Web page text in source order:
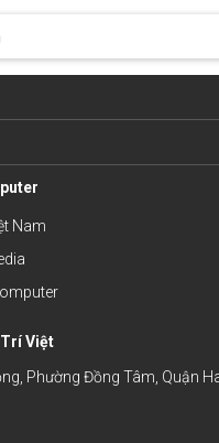
Nam
Việt
Phường Đồng Tâm, Quận